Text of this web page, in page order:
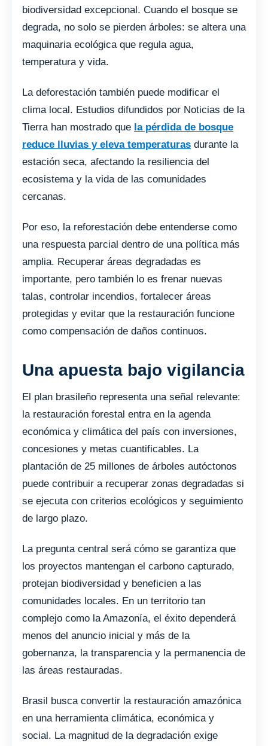
biodiversidad excepcional. Cuando el bosque se
degrada, no solo se pierden árboles: se altera una
maquinaria ecológica que regula agua,
temperatura y vida.
La deforestación también puede modificar el
clima local. Estudios difundidos por Noticias de la
Tierra han mostrado que la pérdida de bosque
reduce lluvias y eleva temperaturas durante la
estación seca, afectando la resiliencia del
ecosistema y la vida de las comunidades
cercanas.
Por eso, la reforestación debe entenderse como
una respuesta parcial dentro de una política más
amplia. Recuperar áreas degradadas es
importante, pero también lo es frenar nuevas
talas, controlar incendios, fortalecer áreas
protegidas y evitar que la restauración funcione
como compensación de daños continuos.
Una apuesta bajo vigilancia
El plan brasileño representa una señal relevante:
la restauración forestal entra en la agenda
económica y climática del país con inversiones,
concesiones y metas cuantificables. La
plantación de 25 millones de árboles autóctonos
puede contribuir a recuperar zonas degradadas si
se ejecuta con criterios ecológicos y seguimiento
de largo plazo.
La pregunta central será cómo se garantiza que
los proyectos mantengan el carbono capturado,
protejan biodiversidad y beneficien a las
comunidades locales. En un territorio tan
complejo como la Amazonía, el éxito dependerá
menos del anuncio inicial y más de la
gobernanza, la transparencia y la permanencia de
las áreas restauradas.
Brasil busca convertir la restauración amazónica
en una herramienta climática, económica y
social. La magnitud de la degradación exige